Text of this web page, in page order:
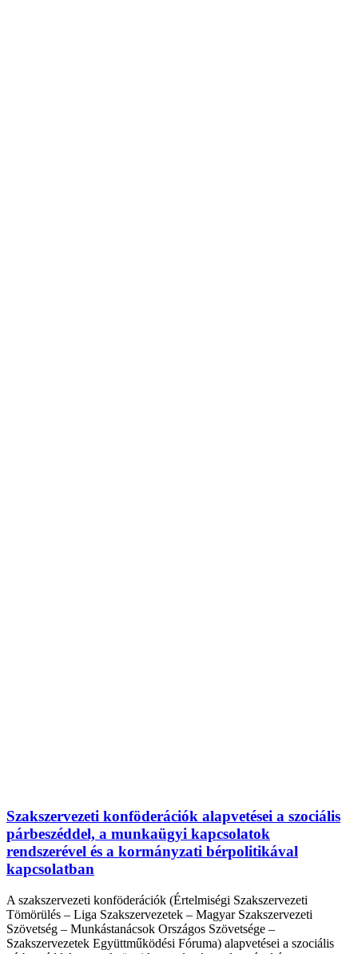
Szakszervezeti konföderációk alapvetései a szociális
párbeszéddel, a munkaügyi kapcsolatok
rendszerével és a kormányzati bérpolitikával
kapcsolatban
A szakszervezeti konföderációk (Értelmiségi Szakszervezeti
Tömörülés – Liga Szakszervezetek – Magyar Szakszervezeti
Szövetség – Munkástanácsok Országos Szövetsége –
Szakszervezetek Együttműködési Fóruma) alapvetései a szociális